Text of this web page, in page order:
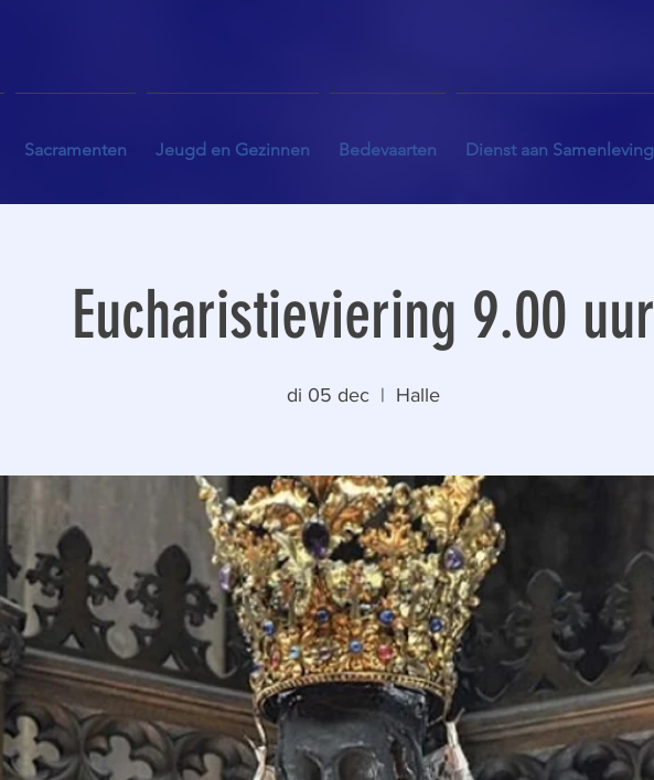
Sacramenten Jeugd en Gezinnen Bedevaarten Dienst aan Samenleving
Eucharistieviering 9.00 uur
di 05 dec
  |
Halle